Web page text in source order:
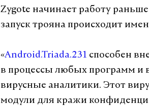
Zygote начинает работу
запуск трояна происходит
«Android.Triada.231 способен
в процессы любых программ и
вирусные аналитики. Этот
модули для кражи